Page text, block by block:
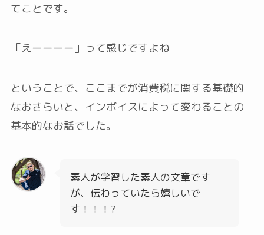
てことです。
「えーーーー」って感じですよね
ということで、ここまでが消費税に関する基礎的
なおさらいと、インボイスによって変わることの
基本的なお話でした。
素人が学習した素人の文章です
が、伝わっていたら嬉しいで
す！！！?